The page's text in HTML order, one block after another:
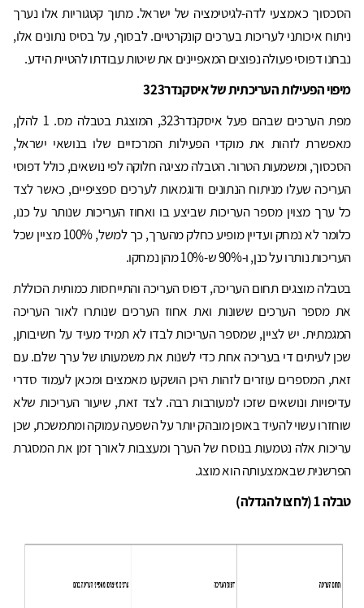
הסכסוך כאמצעי לדה-לגיטימציה של ישראל. מתוך קטגוריות אלו נערך
ניתוח איכותני לעריכות בערכים קונקרטיים. לבסוף, על בסיס נתונים אלו,
נבחנו דפוסי פעולה נפוצים המאפיינים את שיטות עבודתו להטיית הידע.
מיפוי הפעילות העריכתית של איסקנדר323
מפת הערכים שבהם פעל איסקנדר323, המוצגת בטבלה מס. 1 להלן,
מאפשרת לזהות את מוקדי הפעילות המרכזיים שלו בנושאי ישראל,
הסכסוך, ומשמעות הטרור. הטבלה מציגה חלוקה לפי נושאים, כולל דפוסי
העריכה שעלו מניתוח הנתונים ודוגמאות לערכים ספציפיים, כאשר לצד
כל ערך מצוין מספר העריכות שביצע בו ואחוז העריכות שנותר על כנו,
כלומר לא נמחק ועדיין מופיע כחלק מהערך, כך למשל, 100% מציין שכל
העריכות נותרו על כנן, ו-90% ש-10% מהן נמחקו.
בטבלה מוצגים תחום העריכה, דפוס העריכה והתייחסות כמותית הכוללת
את מספר הערכים ששונות ואת אחוז הערכים שנותרו לאור העריכה
המגמתית. יש לציין, שמספר העריכות לבדו לא תמיד מעיד על חשיבותן,
שכן לעיתים די בעריכה אחת כדי לשנות את משמעותו של ערך שלם. עם
זאת, המספרים עוזרים לזהות היכן הושקעו מאמצים ומכאן לעמוד סדרי
עדיפויות ונושאים שזכו למעורבות רבה. לצד זאת, שיעור העריכות שלא
שוחזרו עשוי להעיד באופן מובהק יותר על השפעה עמוקה ומתמשכת, שכן
עריכות אלה נטמעות בנוסח של הערך ומעצבות לאורך זמן את המסגרת
הפרשנית שבאמצעותה הוא מוצג.
טבלה 1 (לחצו להגדלה)